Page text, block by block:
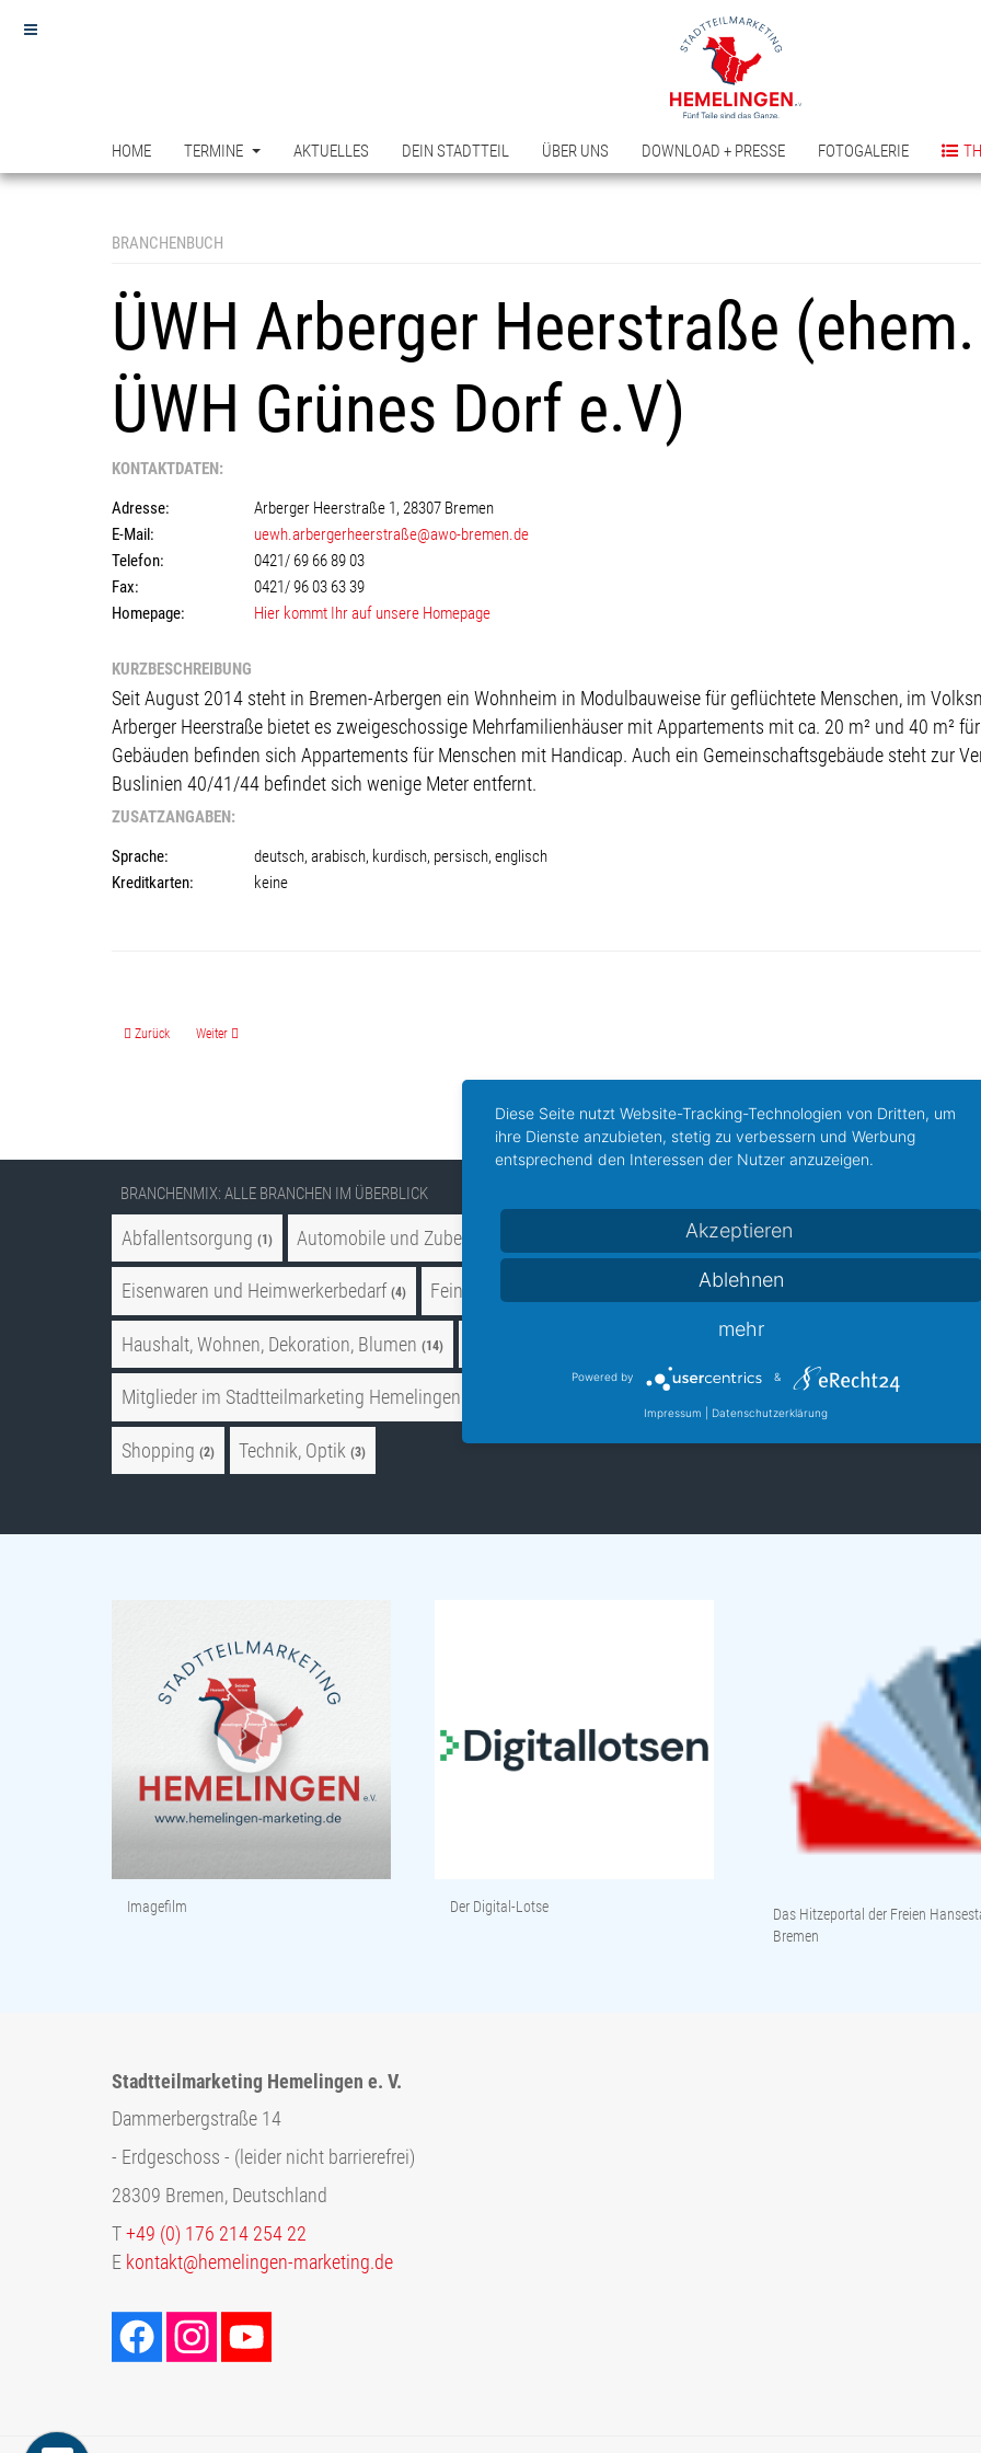
HOME TERMINE AKTUELLES DEIN STADTTEIL ÜBER UNS DOWNLOAD + PRESSE FOTOGALERIE
BRANCHENBUCH
ÜWH Arberger Heerstraße
ÜWH Grünes Dorf e.V)
KONTAKTDATEN:
Adresse:
Arberger Heerstraße 1, 28307 Bremen
E-Mail:
uewh.arbergerheerstraße@awo-bremen.de
Telefon:
0421/ 69 66 89 03
Fax:
0421/ 96 03 63 39
Homepage:
Hier kommt Ihr auf unsere Homepage
KURZBESCHREIBUNG
Seit August 2014 steht in Bremen-Arbergen ein Wohnheim in Modulbauweise für geflüchtete Menschen, im
Arberger Heerstraße bietet es zweigeschossige Mehrfamilienhäuser mit Appartements mit ca. 20 m² und 40 m²
Gebäuden befinden sich Appartements für Menschen mit Handicap. Auch ein Gemeinschaftsgebäude steht zur
Buslinien 40/41/44 befindet sich wenige Meter entfernt.
ZUSATZANGABEN:
Sprache:
deutsch, arabisch, kurdisch, persisch, englisch
Kreditkarten:
keine
Vorheriger Beitrag: The Barber
Zurück Nächster Beitrag: Vitrin-e
Weiter
BRANCHENMIX: ALLE BRANCHEN IM ÜBERBLICK
Abfallentsorgung (1) Automobile und Zubehör Baby, Spielwaren & Kindermode (1)
Eisenwaren und Heimwerkerbedarf (4) Feinkost, Süßes und Genuß Gesundheit, Schönheit
Haushalt, Wohnen, Dekoration, Blumen (14) Hotel und Gastronomie
Mitglieder im Stadtteilmarketing Hemelingen e. V. Mode & Accesoires, Uhren Schiffe, Freizeit
Shopping (2) Technik, Optik (3)
Imagefilm Der Digital-Lotse
Das Hitzeportal der Freien
Bremen
Stadtteilmarketing Hemelingen e. V.
Dammerbergstraße 14
- Erdgeschoss - (leider nicht barrierefrei)
28309 Bremen, Deutschland
T +49 (0) 176 214 254 22
E kontakt@hemelingen-marketing.de
Diese Seite nutzt Website-Tracking-Technologien von Dritten, um
ihre Dienste anzubieten, stetig zu verbessern und Werbung
entsprechend den Interessen der Nutzer anzuzeigen.
Akzeptieren
Ablehnen
mehr
Powered by &
Impressum Datenschutzerklärung